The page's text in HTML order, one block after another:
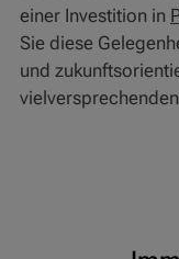
einer Investition in
Sie diese
und